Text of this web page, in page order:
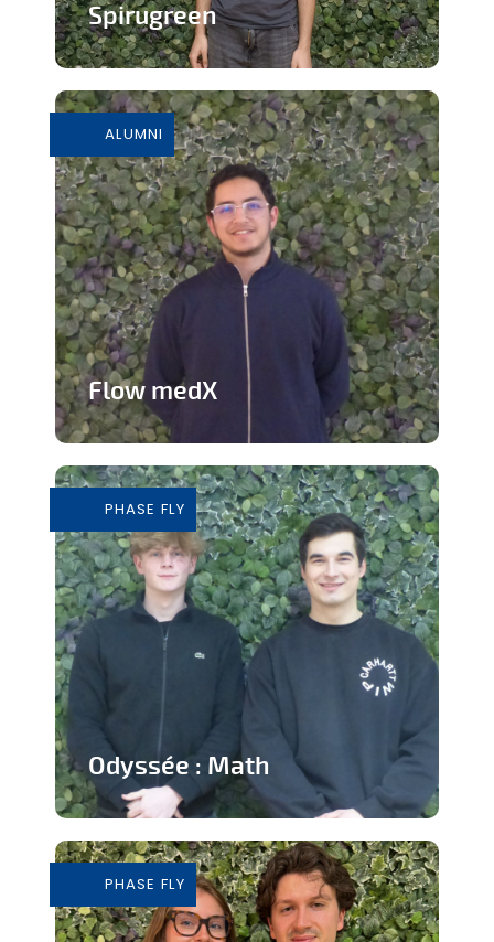
Spirugreen
En savoir plus
ALUMNI
Flow medX
concours de médecine
En savoir plus
PHASE FLY
Odyssée : Math
apprendre les mathématiques
En savoir plus
PHASE FLY